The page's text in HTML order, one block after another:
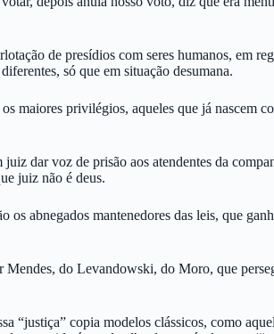
de presídios com seres humanos, em
só que em situação desumana.
maiores privilégios, aqueles que já nascem
dar voz de prisão aos atendentes da
juiz não é deus.
os abnegados mantenedores das leis, que
do Levandowski, do Moro, que
“justiça” copia modelos clássicos, como